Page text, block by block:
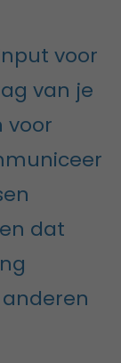
voor
van je
voor
dat